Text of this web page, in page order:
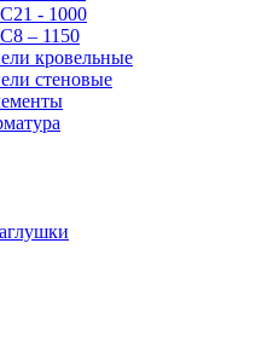
- 1000
– 1150
кровельные
стеновые